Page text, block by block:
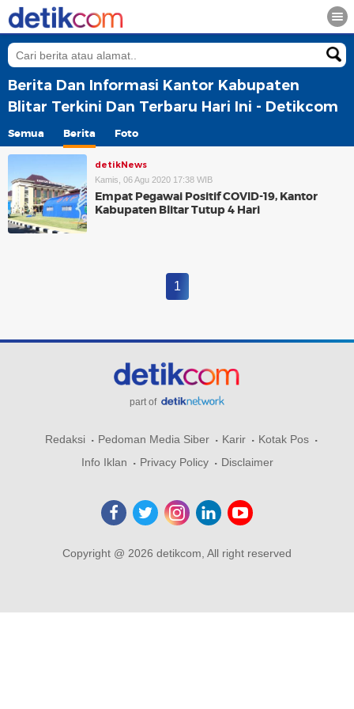
Berita Dan Informasi Kantor Kabupaten
Blitar Terkini Dan Terbaru Hari Ini - Detikcom
Semua Berita Foto
detikNews
Kamis, 06 Agu 2020 17:38 WIB
Empat Pegawai Positif COVID-19, Kantor
Kabupaten Blitar Tutup 4 Hari
1
part of
Redaksi Pedoman Media Siber Karir
Kotak Pos
Info Iklan
Privacy Policy Disclaimer
Copyright @ 2026 detikcom, All right reserved